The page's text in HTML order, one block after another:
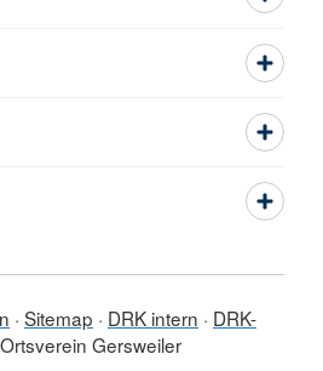
Sitemap DRK intern
DRK-
Gersweiler